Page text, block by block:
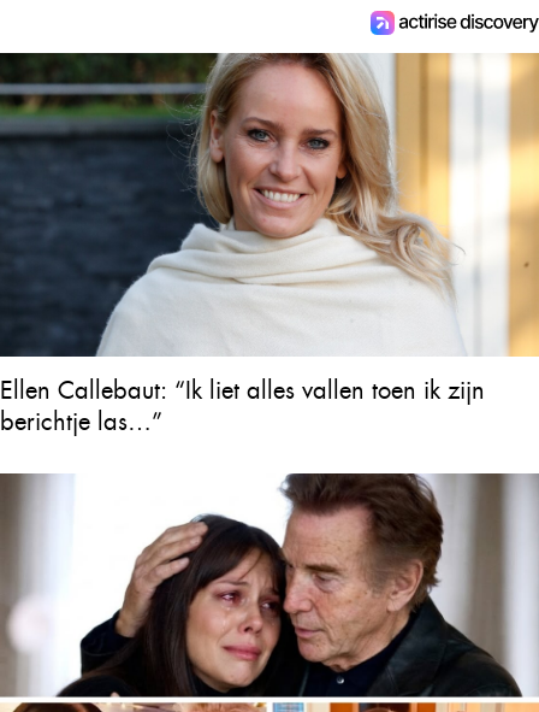
Ellen Callebaut: “Ik liet alles vallen toen ik zijn
berichtje las…”